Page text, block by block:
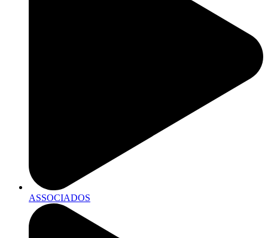
ASSOCIADOS